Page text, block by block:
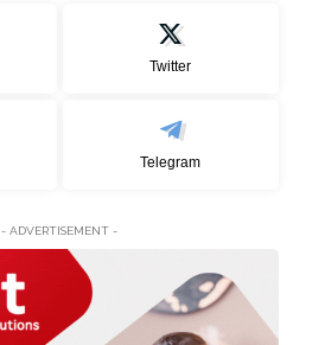
Twitter
Telegram
- ADVERTISEMENT -